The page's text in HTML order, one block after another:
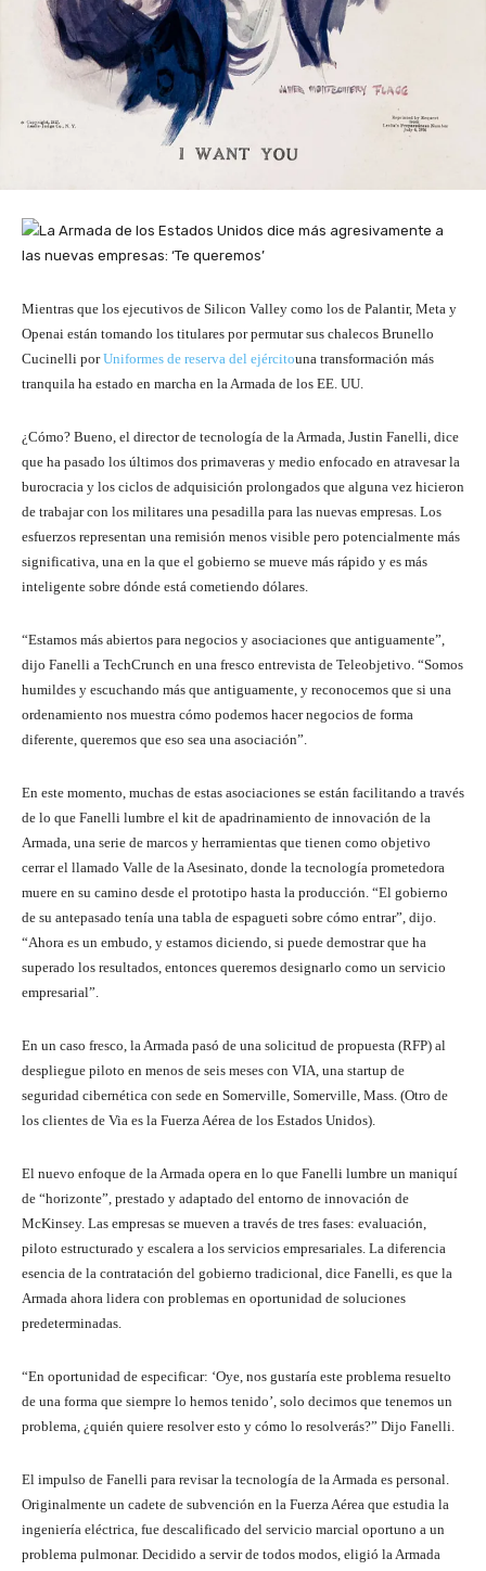
Mientras que los ejecutivos de Silicon Valley como los de Palantir, Meta y
Openai están tomando los titulares por permutar sus chalecos Brunello
Cucinelli porUniformes de reserva del ejércitouna transformación más
tranquila ha estado en marcha en la Armada de los EE. UU.
¿Cómo? Bueno, el director de tecnología de la Armada, Justin Fanelli, dice
que ha pasado los últimos dos primaveras y medio enfocado en atravesar la
burocracia y los ciclos de adquisición prolongados que alguna vez hicieron
de trabajar con los militares una pesadilla para las nuevas empresas. Los
esfuerzos representan una remisión menos visible pero potencialmente más
significativa, una en la que el gobierno se mueve más rápido y es más
inteligente sobre dónde está cometiendo dólares.
“Estamos más abiertos para negocios y asociaciones que antiguamente”,
dijo Fanelli a TechCrunch en una fresco entrevista de Teleobjetivo. “Somos
humildes y escuchando más que antiguamente, y reconocemos que si una
ordenamiento nos muestra cómo podemos hacer negocios de forma
diferente, queremos que eso sea una asociación”.
En este momento, muchas de estas asociaciones se están facilitando a través
de lo que Fanelli lumbre el kit de apadrinamiento de innovación de la
Armada, una serie de marcos y herramientas que tienen como objetivo
cerrar el llamado Valle de la Asesinato, donde la tecnología prometedora
muere en su camino desde el prototipo hasta la producción. “El gobierno
de su antepasado tenía una tabla de espagueti sobre cómo entrar”, dijo.
“Ahora es un embudo, y estamos diciendo, si puede demostrar que ha
superado los resultados, entonces queremos designarlo como un servicio
empresarial”.
En un caso fresco, la Armada pasó de una solicitud de propuesta (RFP) al
despliegue piloto en menos de seis meses con VIA, una startup de
seguridad cibernética con sede en Somerville, Somerville, Mass. (Otro de
los clientes de Via es la Fuerza Aérea de los Estados Unidos).
El nuevo enfoque de la Armada opera en lo que Fanelli lumbre un maniquí
de “horizonte”, prestado y adaptado del entorno de innovación de
McKinsey. Las empresas se mueven a través de tres fases: evaluación,
piloto estructurado y escalera a los servicios empresariales. La diferencia
esencia de la contratación del gobierno tradicional, dice Fanelli, es que la
Armada ahora lidera con problemas en oportunidad de soluciones
predeterminadas.
“En oportunidad de especificar: ‘Oye, nos gustaría este problema resuelto
de una forma que siempre lo hemos tenido’, solo decimos que tenemos un
problema, ¿quién quiere resolver esto y cómo lo resolverás?” Dijo Fanelli.
El impulso de Fanelli para revisar la tecnología de la Armada es personal.
Originalmente un cadete de subvención en la Fuerza Aérea que estudia la
ingeniería eléctrica, fue descalificado del servicio marcial oportuno a un
problema pulmonar. Decidido a servir de todos modos, eligió la Armada